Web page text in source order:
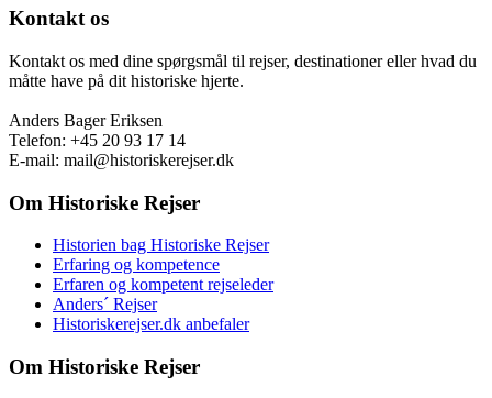
Kontakt os
Kontakt os med dine spørgsmål til rejser, destinationer eller hvad du
måtte have på dit historiske hjerte.
Anders Bager Eriksen
Telefon: +45 20 93 17 14
E-mail: mail@historiskerejser.dk
Om Historiske Rejser
Historien bag Historiske Rejser
Erfaring og kompetence
Erfaren og kompetent rejseleder
Anders´ Rejser
Historiskerejser.dk anbefaler
Om Historiske Rejser